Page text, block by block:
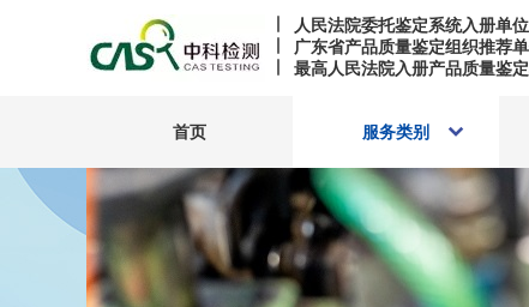
人民法院委托鉴定系统入册单位
广东省产品质量鉴定组织推荐
最高人民法院入册产品质量鉴
首页 服务类别